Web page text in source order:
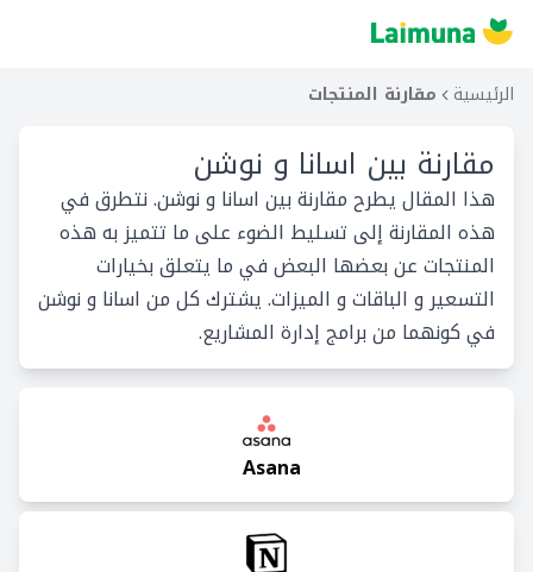
الرئيسية مقارنة المنتجات
مقارنة بين اسانا و نوشن
هذا المقال يطرح مقارنة بين اسانا و نوشن. نتطرق في
هذه المقارنة إلى تسليط الضوء على ما تتميز به هذه
المنتجات عن بعضها البعض في ما يتعلق بخيارات
التسعير و الباقات و الميزات. يشترك كل من اسانا و نوشن
في كونهما من برامج إدارة المشاريع.
Asana